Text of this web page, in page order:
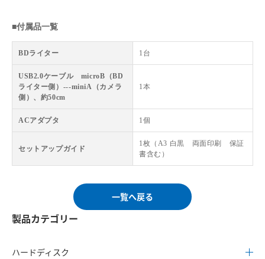
■付属品一覧
BDライター 1台
USB2.0ケーブル microB（BD
ライター側）---miniA（カメラ
側）、約50cm
1本
ACアダプタ 1個
セットアップガイド
1枚（A3 白黒 両面印刷 保証
書含む）
一覧へ戻る
製品カテゴリー
ハードディスク